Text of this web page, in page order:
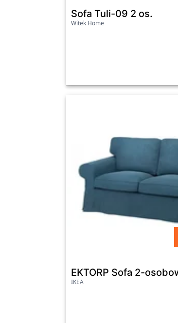
Sofa Tuli-09 2 os.
Witek Home
EKTORP Sofa 2-
IKEA